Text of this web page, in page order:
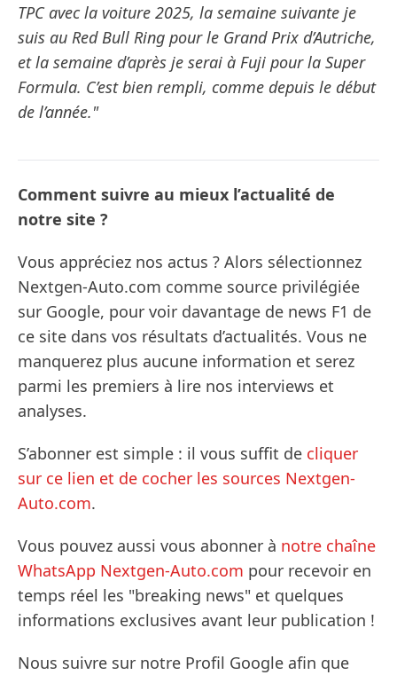
TPC avec la voiture 2025, la semaine suivante je
suis au Red Bull Ring pour le Grand Prix d’Autriche,
et la semaine d’après je serai à Fuji pour la Super
Formula. C’est bien rempli, comme depuis le début
de l’année."
Comment suivre au mieux l’actualité de
notre site ?
Vous appréciez nos actus ? Alors sélectionnez
Nextgen-Auto.com comme source privilégiée
sur Google, pour voir davantage de news F1 de
ce site dans vos résultats d’actualités. Vous ne
manquerez plus aucune information et serez
parmi les premiers à lire nos interviews et
analyses.
S’abonner est simple : il vous suffit de cliquer
sur ce lien et de cocher les sources Nextgen-
Auto.com.
Vous pouvez aussi vous abonner à notre chaîne
WhatsApp Nextgen-Auto.com pour recevoir en
temps réel les "breaking news" et quelques
informations exclusives avant leur publication !
Nous suivre sur notre Profil Google afin que